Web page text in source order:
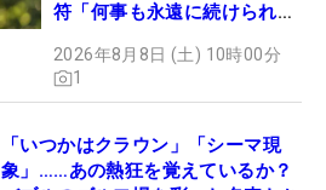
符「何事も永遠に続けられな
2026年8月8日 (土) 10時00分
1
「いつかはクラウン」「シーマ現
象」……あの熱狂を覚えているか？